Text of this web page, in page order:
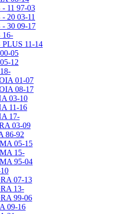
11 97-03
20 03-11
30 09-17
16-
11-14
05
12
01-07
08-17
03-10
11-16
17-
03-09
86-92
05-15
15-
95-04
07-13
13-
99-06
09-16